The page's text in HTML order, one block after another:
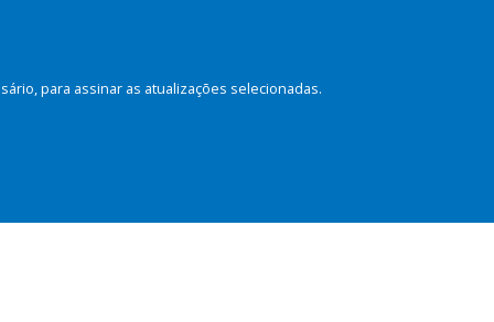
para assinar as atualizações selecionadas.